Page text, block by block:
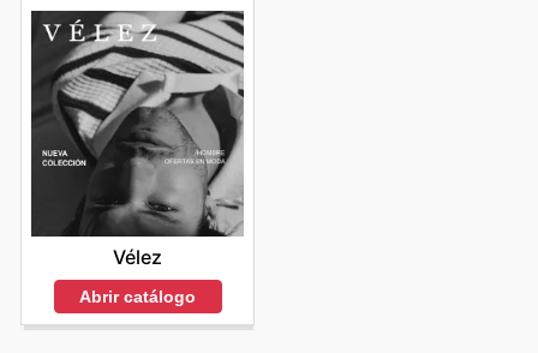
Vélez
Abrir catálogo